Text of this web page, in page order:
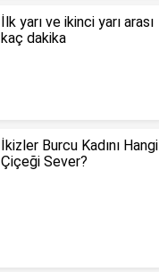
İlk yarı ve ikinci yarı arası
kaç dakika
İkizler Burcu Kadını Hangi
Çiçeği Sever?